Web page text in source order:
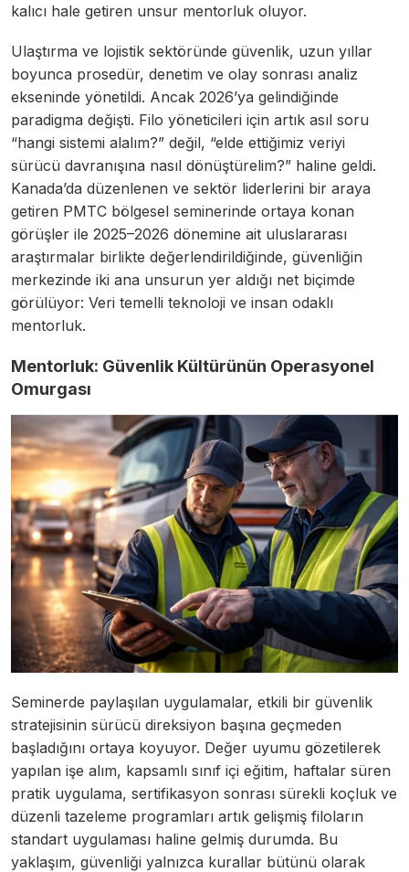
kalıcı hale getiren unsur mentorluk oluyor.
Ulaştırma ve lojistik sektöründe güvenlik, uzun yıllar
boyunca prosedür, denetim ve olay sonrası analiz
ekseninde yönetildi. Ancak 2026’ya gelindiğinde
paradigma değişti. Filo yöneticileri için artık asıl soru
“hangi sistemi alalım?” değil, “elde ettiğimiz veriyi
sürücü davranışına nasıl dönüştürelim?” haline geldi.
Kanada’da düzenlenen ve sektör liderlerini bir araya
getiren PMTC bölgesel seminerinde ortaya konan
görüşler ile 2025–2026 dönemine ait uluslararası
araştırmalar birlikte değerlendirildiğinde, güvenliğin
merkezinde iki ana unsurun yer aldığı net biçimde
görülüyor: Veri temelli teknoloji ve insan odaklı
mentorluk.
Mentorluk: Güvenlik Kültürünün Operasyonel
Omurgası
Seminerde paylaşılan uygulamalar, etkili bir güvenlik
stratejisinin sürücü direksiyon başına geçmeden
başladığını ortaya koyuyor. Değer uyumu gözetilerek
yapılan işe alım, kapsamlı sınıf içi eğitim, haftalar süren
pratik uygulama, sertifikasyon sonrası sürekli koçluk ve
düzenli tazeleme programları artık gelişmiş filoların
standart uygulaması haline gelmiş durumda. Bu
yaklaşım, güvenliği yalnızca kurallar bütünü olarak